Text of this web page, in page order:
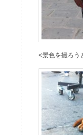
<景色を撮ろう